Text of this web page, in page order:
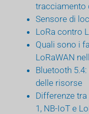
tracciamento
Sensore di
LoRa contro
Quali sono i
LoRaWAN
Bluetooth
delle risorse
Differenze tra
1, NB-IoT e